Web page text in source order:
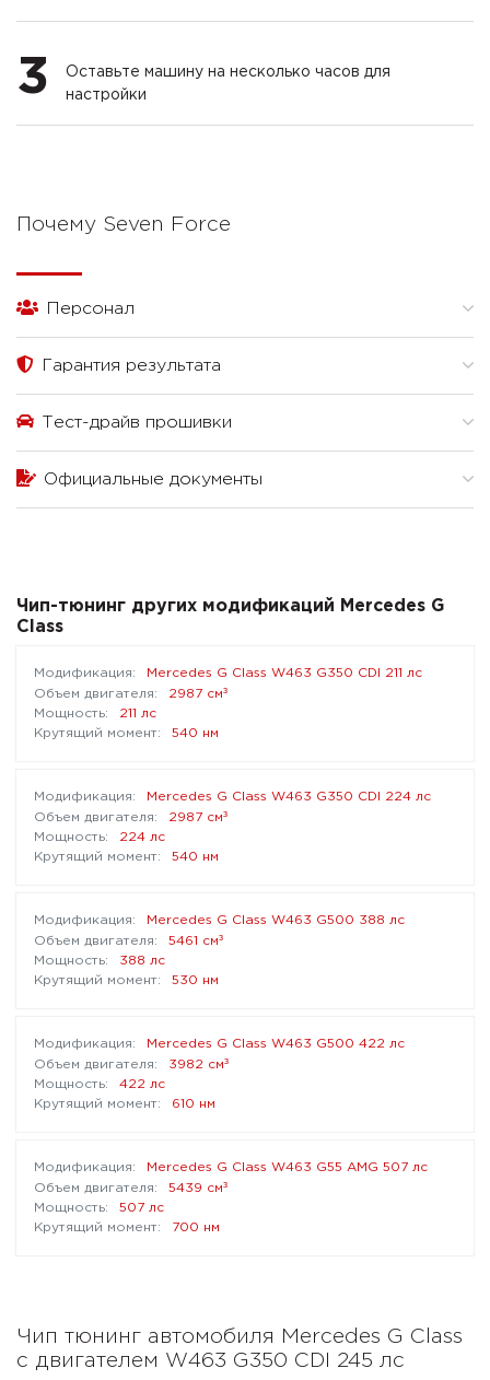
3
Оставьте машину на несколько часов для
настройки
Почему Seven Force
Персонал
Гарантия результата
Тест-драйв прошивки
Официальные документы
Чип-тюнинг других модификаций Mercedes G
Class
Mercedes G Class W463 G350 CDI 211 лс
2987 см³
211 лс
540 нм
Mercedes G Class W463 G350 CDI 224 лс
2987 см³
224 лс
540 нм
Mercedes G Class W463 G500 388 лс
5461 см³
388 лс
530 нм
Mercedes G Class W463 G500 422 лс
3982 см³
422 лс
610 нм
Mercedes G Class W463 G55 AMG 507 лс
5439 см³
507 лс
700 нм
Чип тюнинг автомобиля Mercedes G Class
с двигателем W463 G350 CDI 245 лс